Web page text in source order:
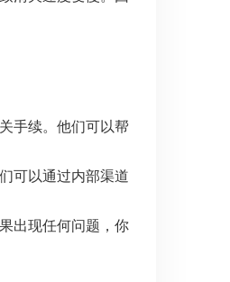
手续。他们可以帮
可以通过内部渠道
出现任何问题，你